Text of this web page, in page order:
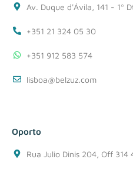
Av. Duque d'Ávila, 141 - 1º
+351 21 324 05 30
+351 912 583 574
lisboa@belzuz.com
Oporto
Rua Julio Dinis 204, Off 314